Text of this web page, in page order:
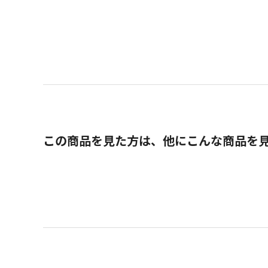
この商品を見た方は、他にこんな商品を